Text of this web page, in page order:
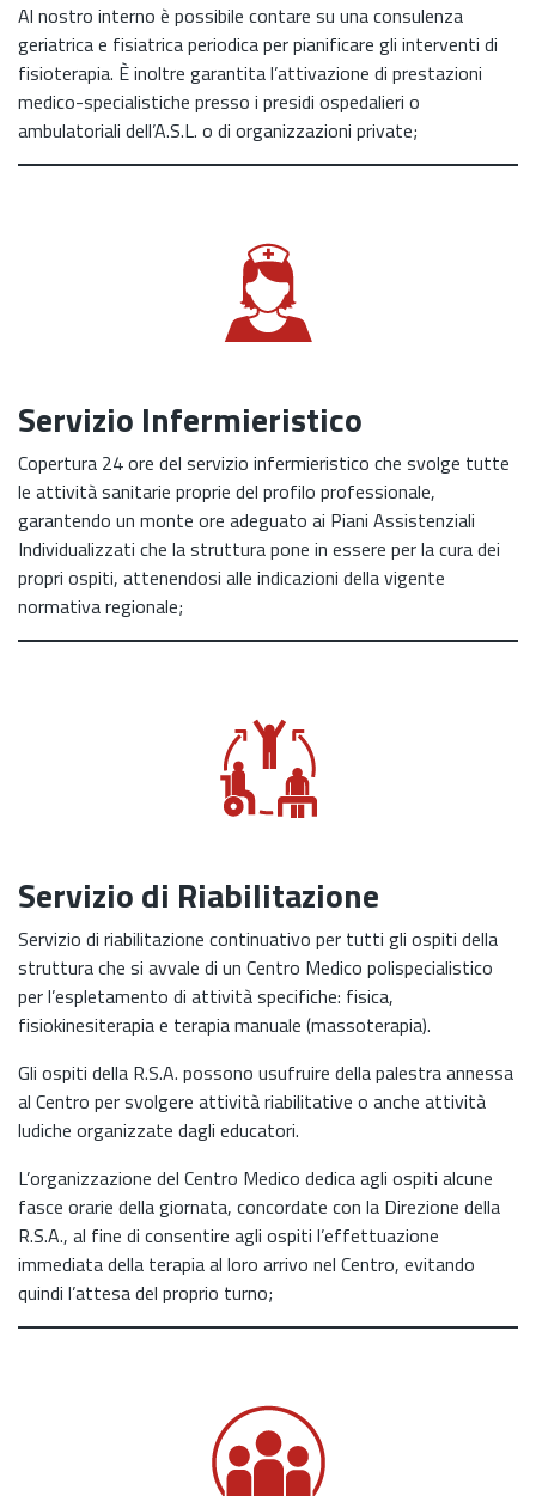
Al nostro interno è possibile contare su una consulenza
geriatrica e fisiatrica periodica per pianificare gli interventi di
fisioterapia. È inoltre garantita l’attivazione di prestazioni
medico-specialistiche presso i presidi ospedalieri o
ambulatoriali dell’A.S.L. o di organizzazioni private;
Servizio Infermieristico
Copertura 24 ore del servizio infermieristico che svolge tutte
le attività sanitarie proprie del profilo professionale,
garantendo un monte ore adeguato ai Piani Assistenziali
Individualizzati che la struttura pone in essere per la cura dei
propri ospiti, attenendosi alle indicazioni della vigente
normativa regionale;
Servizio di Riabilitazione
Servizio di riabilitazione continuativo per tutti gli ospiti della
struttura che si avvale di un Centro Medico polispecialistico
per l’espletamento di attività specifiche: fisica,
fisiokinesiterapia e terapia manuale (massoterapia).
Gli ospiti della R.S.A. possono usufruire della palestra annessa
al Centro per svolgere attività riabilitative o anche attività
ludiche organizzate dagli educatori.
L’organizzazione del Centro Medico dedica agli ospiti alcune
fasce orarie della giornata, concordate con la Direzione della
R.S.A., al fine di consentire agli ospiti l’effettuazione
immediata della terapia al loro arrivo nel Centro, evitando
quindi l’attesa del proprio turno;